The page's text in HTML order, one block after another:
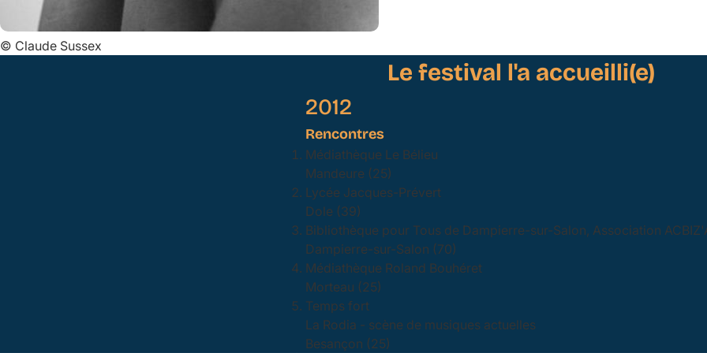
© Claude Sussex
Le festival l'a accueilli(e)
2012
Rencontres
Médiathèque Le Bélieu
Mandeure (25)
Lycée Jacques-Prévert
Dole (39)
Bibliothèque pour Tous de Dampierre-sur-Salon, Association
Dampierre-sur-Salon (70)
Médiathèque Roland Bouhéret
Morteau (25)
Temps fort
La Rodia - scène de musiques actuelles
Besançon (25)